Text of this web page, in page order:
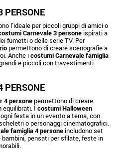
PERSONE
l’ideale per piccoli gruppi di amici o
Carnevale 3 persone ispirati a
fumetti o delle serie TV. Per
permettono di creare scenografie a
Anche icostumi Carnevale famiglia
e piccoli con travestimenti
PERSONE
4 personepermettono di creare
I costumi Halloween
festa in un evento a tema, con
o personaggi cinematografici.
famiglia 4 persone includono set
pensati per sfilate, feste in